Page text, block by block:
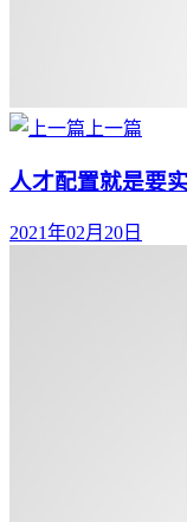
上一篇
人才配置就是要
2021年02月20日